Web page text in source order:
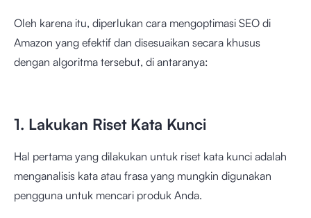
Oleh karena itu, diperlukan cara mengoptimasi SEO di
Amazon yang efektif dan disesuaikan secara khusus
dengan algoritma tersebut, di antaranya:
1. Lakukan Riset Kata Kunci
Hal pertama yang dilakukan untuk riset kata kunci adalah
menganalisis kata atau frasa yang mungkin digunakan
pengguna untuk mencari produk Anda.